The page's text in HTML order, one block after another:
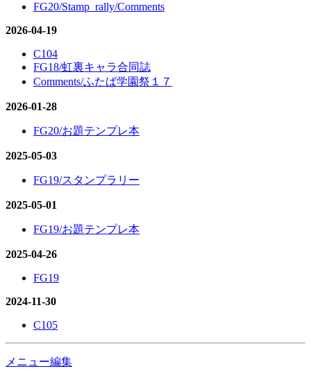
FG20/Stamp_rally/Comments
2026-04-19
C104
FG18/虹裏キャラ合同誌
Comments/ふたば学園祭１７
2026-01-28
FG20/お題テンプレ本
2025-05-03
FG19/スタンプラリー
2025-05-01
FG19/お題テンプレ本
2025-04-26
FG19
2024-11-30
C105
メニュー編集